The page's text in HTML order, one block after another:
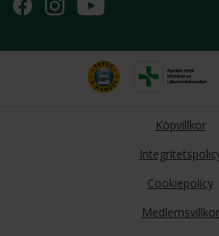
Köpvillkor
Cookiepolicy
Medlemsvillkor